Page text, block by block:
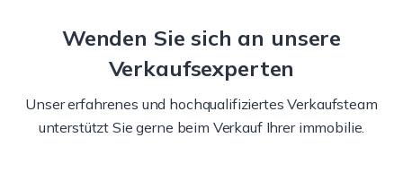
Wenden Sie sich an unsere
Verkaufsexperten
Unser erfahrenes und hochqualifiziertes Verkaufsteam
unterstützt Sie gerne beim Verkauf Ihrer immobilie.